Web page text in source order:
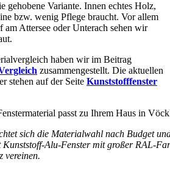
gehobene Variante. Innen echtes Holz,
bzw. wenig Pflege braucht. Vor allem
Attersee oder Unterach sehen wir
haben wir im Beitrag
zusammengestellt. Die aktuellen
stehen auf der Seite Kunststofffenster
sich die Materialwahl nach Budget
Alu-Fenster mit großer RAL-
vereinen.